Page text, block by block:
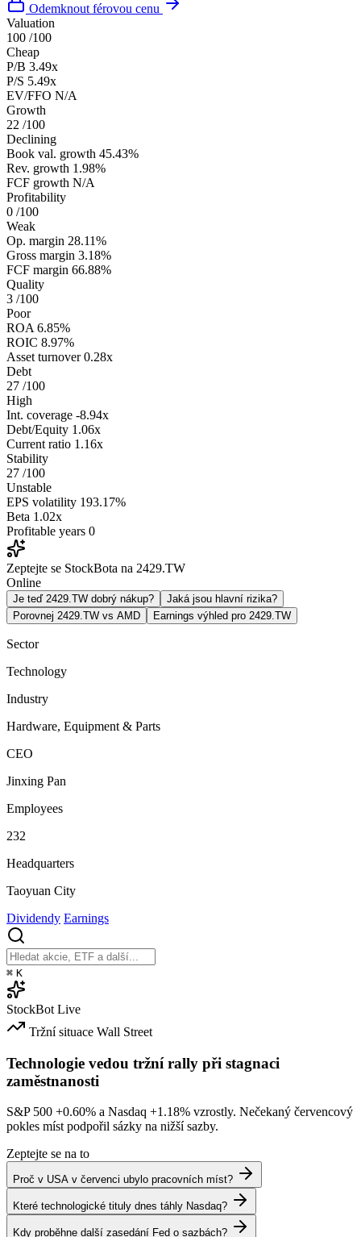
Odemknout férovou cenu
Valuation
100 /100
Cheap
P/B 3.49x
P/S 5.49x
EV/FFO N/A
Growth
22 /100
Declining
Book val. growth 45.43%
Rev. growth 1.98%
FCF growth N/A
Profitability
0 /100
Weak
Op. margin 28.11%
Gross margin 3.18%
FCF margin 66.88%
Quality
3 /100
Poor
ROA 6.85%
ROIC 8.97%
Asset turnover 0.28x
Debt
27 /100
High
Int. coverage -8.94x
Debt/Equity 1.06x
Current ratio 1.16x
Stability
27 /100
Unstable
EPS volatility 193.17%
Beta 1.02x
Profitable years 0
Zeptejte se StockBota na 2429.TW
Online
Je teď 2429.TW dobrý nákup?
Jaká jsou hlavní rizika?
Porovnej 2429.TW vs AMD
Earnings výhled pro 2429.TW
Sector
Technology
Industry
Hardware, Equipment & Parts
CEO
Jinxing Pan
Employees
232
Headquarters
Taoyuan City
Dividendy Earnings
⌘ K
StockBot Live
Tržní situace Wall Street
Technologie vedou tržní rally při stagnaci
zaměstnanosti
S&P 500 +0.60% a Nasdaq +1.18% vzrostly. Nečekaný červencový
pokles míst podpořil sázky na nižší sazby.
Zeptejte se na to
Proč v USA v červenci ubylo pracovních míst?
Které technologické tituly dnes táhly Nasdaq?
Kdy proběhne další zasedání Fed o sazbách?